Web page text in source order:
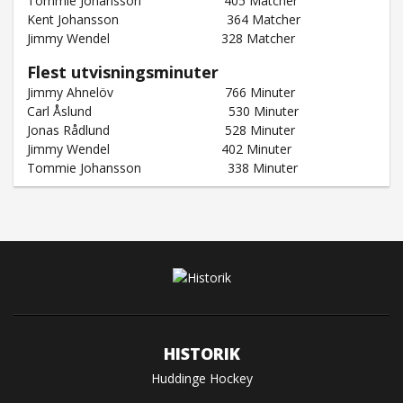
Kent Johansson 364 Matcher
Jimmy Wendel 328 Matcher
Flest utvisningsminuter
Jimmy Ahnelöv 766 Minuter
Carl Åslund 530 Minuter
Jonas Rådlund 528 Minuter
Jimmy Wendel 402 Minuter
Tommie Johansson 338 Minuter
HISTORIK
Huddinge Hockey